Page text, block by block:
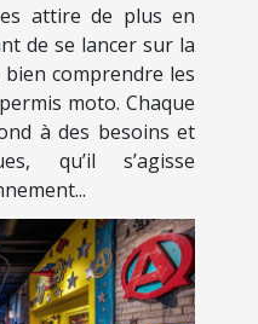
attire de plus en
de se lancer sur la
comprendre les
moto. Chaque
à des besoins et
qu’il s’agisse